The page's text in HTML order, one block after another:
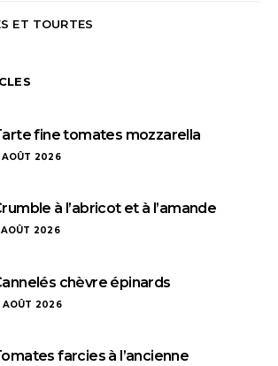
ET TOURTES
fine tomates mozzarella
AOÛT 2026
à l’abricot et à l’amande
2026
chèvre épinards
AOÛT 2026
farcies à l’ancienne